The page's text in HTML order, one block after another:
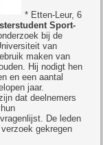
* Etten-Leur, 6
Sport-
bij de
van
maken van
Hij nodigt hen
en een aantal
jaar.
dat deelnemers
De leden
gekregen